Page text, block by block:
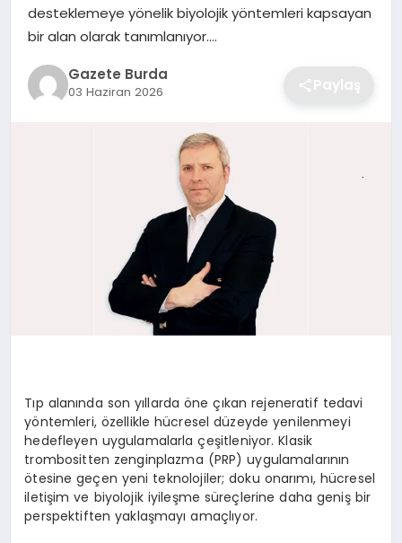
SIYASET
desteklemeye yönelik biyolojik yöntemleri kapsayan
bir alan olarak tanımlanıyor….
Gazete Burda
03 Haziran 2026 Paylaş
Tıp alanında son yıllarda öne çıkan rejeneratif tedavi
yöntemleri, özellikle hücresel düzeyde yenilenmeyi
hedefleyen uygulamalarla çeşitleniyor. Klasik
trombositten zenginplazma (PRP) uygulamalarının
ötesine geçen yeni teknolojiler; doku onarımı, hücresel
iletişim ve biyolojik iyileşme süreçlerine daha geniş bir
perspektiften yaklaşmayı amaçlıyor.